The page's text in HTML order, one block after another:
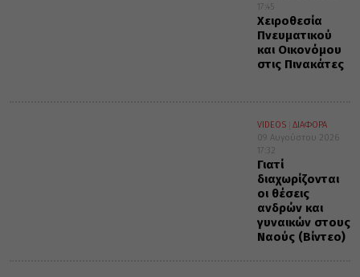
17:45
Χειροθεσία
Πνευματικού
και Οικονόμου
στις Πινακάτες
VIDEOS
ΔΙΑΦΟΡΑ
09 Αυγούστου 2026
17:32
Γιατί
διαχωρίζονται
οι θέσεις
ανδρών και
γυναικών στους
Ναούς (Βίντεο)